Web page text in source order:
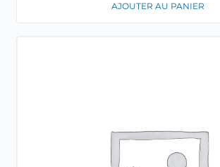
AJOUTER AU PANIER